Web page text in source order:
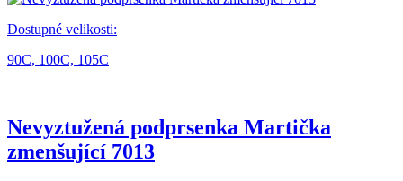
Dostupné velikosti:
90C, 100C, 105C
Nevyztužená podprsenka Martička
zmenšující 7013